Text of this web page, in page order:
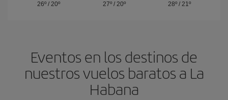
26º/ 20º 27º/ 20º 28º / 21º
Eventos en los destinos de
nuestros vuelos baratos a La
Habana